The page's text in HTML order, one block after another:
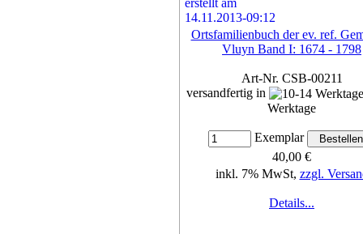
Ortsfamilienbuch der ev. ref.
Vluyn Band I: 1674 - 1798
Art-Nr. CSB-00211
versandfertig in
Werktage
Exemplar
40,00 €
inkl. 7% MwSt, zzgl.
Details...